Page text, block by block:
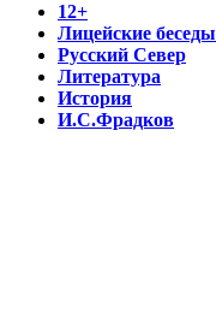
12+
Лицейские беседы
Русский Север
Литература
История
И.С.Фрадков